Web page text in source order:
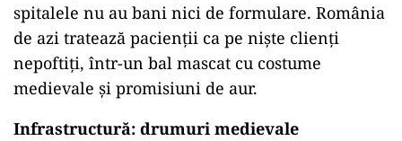
spitalele nu au bani nici de formulare. România
de azi tratează pacienții ca pe niște clienți
nepoftiți, într-un bal mascat cu costume
medievale și promisiuni de aur.
Infrastructură: drumuri medievale